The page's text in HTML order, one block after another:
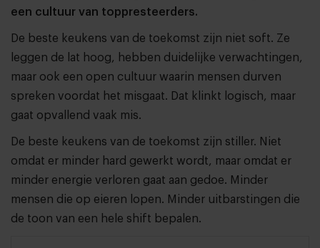
een cultuur van toppresteerders.
De beste keukens van de toekomst zijn niet soft. Ze
leggen de lat hoog, hebben duidelijke verwachtingen,
maar ook een open cultuur waarin mensen durven
spreken voordat het misgaat. Dat klinkt logisch, maar
gaat opvallend vaak mis.
De beste keukens van de toekomst zijn stiller. Niet
omdat er minder hard gewerkt wordt, maar omdat er
minder energie verloren gaat aan gedoe. Minder
mensen die op eieren lopen. Minder uitbarstingen die
de toon van een hele shift bepalen.